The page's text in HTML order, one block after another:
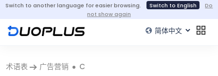
Switch to another language for easier browsing. Switch to English
Do
not show again
术语表 广告营销 C